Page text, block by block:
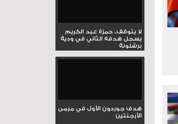
لا يتوقف.. حمزة عبد الكريم
يسجل هدفه الثاني في ودية
برشلونة
هدف جوردون الأول في مرمى
الأرجنتين